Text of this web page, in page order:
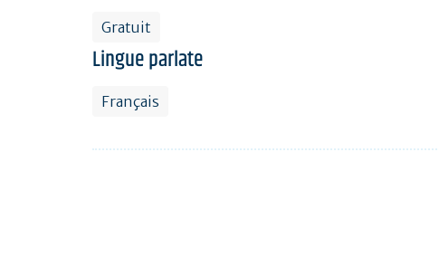
Gratuit
Lingue parlate
Français